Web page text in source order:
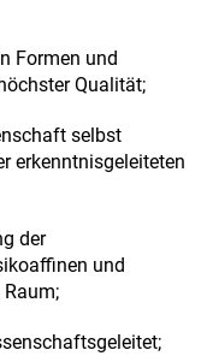
Formen und
Qualität;
selbst
erkenntnisgeleiteten
der
und